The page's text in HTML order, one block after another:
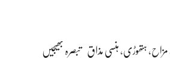
مزاح، ہتھوڑی، ہنسی مذاق تبصرہ بھیجیں